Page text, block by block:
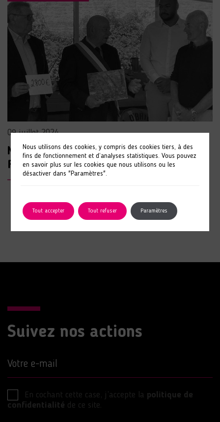
09 juillet 2024
Mission Handicap de WTW x
Fondation ANAIS
Suivez nos actions
Votre e-mail
En cochant cette case, j’accepte la politique de
confidentialité de ce site.
Nous utilisons des cookies, y compris des cookies tiers, à des
fins de fonctionnement et d’analyses statistiques. Vous pouvez
en savoir plus sur les cookies que nous utilisons ou les
désactiver dans "Paramètres".
Tout accepter Tout refuser Paramètres